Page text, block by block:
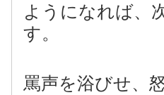
ようになれば、
す。
罵声を浴びせ、